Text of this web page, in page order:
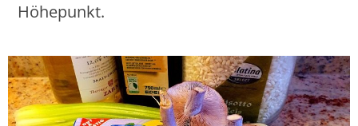
Höhepunkt.